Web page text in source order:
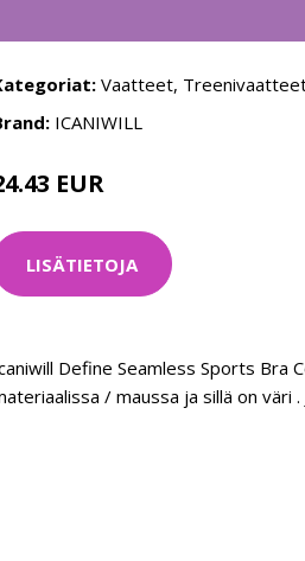
Vaatteet,
ICANIWILL
EUR
LISÄTIETOJA
Define Seamless Sports Bra
/ maussa ja sillä on väri .